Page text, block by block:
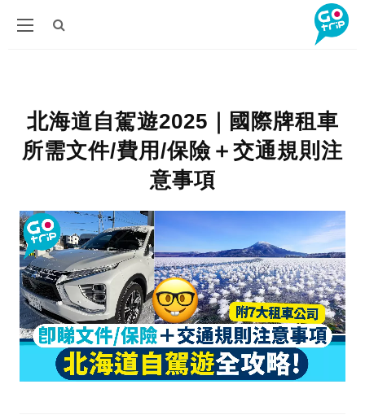
北海道自駕遊2025｜國際牌租車
所需文件/費用/保險＋交通規則注
意事項